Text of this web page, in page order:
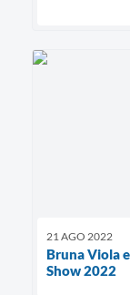
21 AGO 2022
Bruna Viola
Show 2022